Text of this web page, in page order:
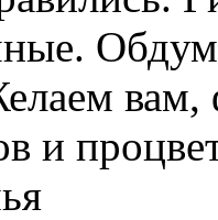
вам,
и